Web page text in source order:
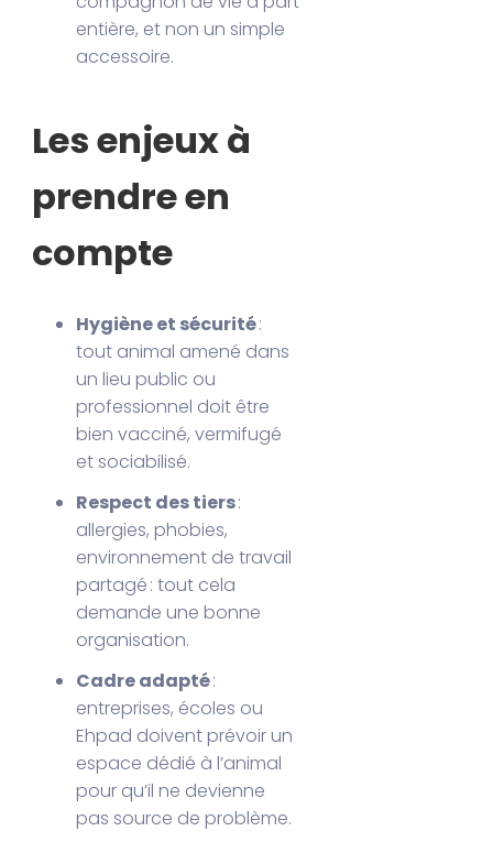
entière, et non un simple
accessoire.
Les enjeux à
prendre en
compte
Hygiène et sécurité:
tout animal amené dans
un lieu public ou
professionnel doit être
bien vacciné, vermifugé
et sociabilisé.
Respect des tiers:
allergies, phobies,
environnement de travail
partagé : tout cela
demande une bonne
organisation.
Cadre adapté:
entreprises, écoles ou
Ehpad doivent prévoir un
espace dédié à l’animal
pour qu’il ne devienne
pas source de problème.